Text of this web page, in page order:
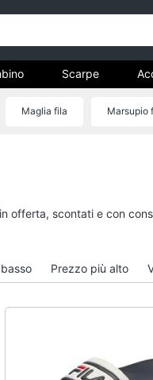
tutti
Scarpe
Maglia fila Marsupio
offerta, scontati e con
Prezzo più alto